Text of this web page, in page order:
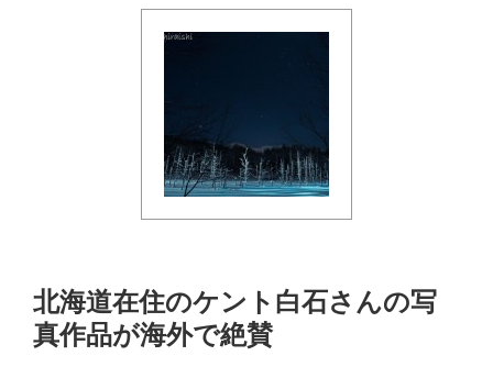
北海道在住のケント白石さんの写
真作品が海外で絶賛